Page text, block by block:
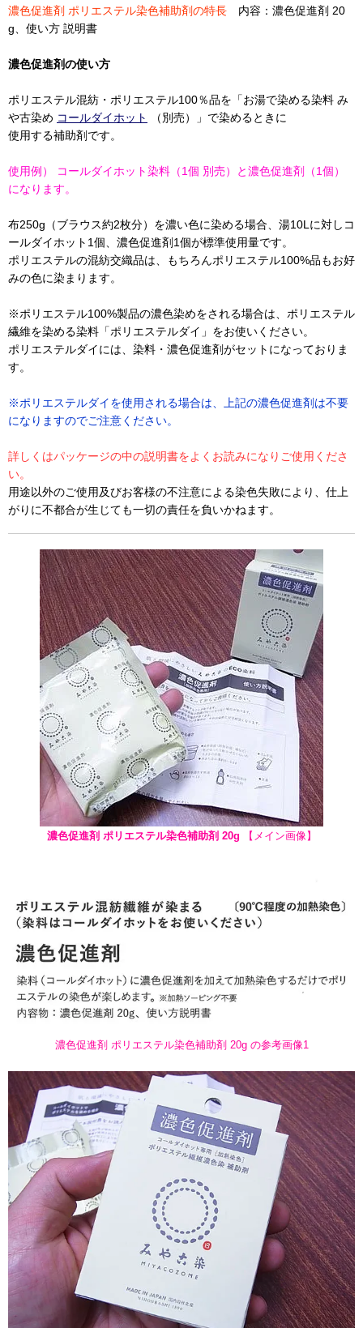
濃色促進剤 ポリエステル染色補助剤の特長 内容：濃色促進剤 20
g、使い方 説明書
濃色促進剤の使い方
ポリエステル混紡・ポリエステル100％品を「お湯で染める染料 み
や古染め コールダイホット
（別売）」で染めるときに
使用する補助剤です。
使用例） コールダイホット染料（1個 別売）と濃色促進剤（1個）
になります。
布250g（ブラウス約2枚分）を濃い色に染める場合、湯10Lに対しコ
ールダイホット1個、濃色促進剤1個が標準使用量です。
ポリエステルの混紡交織品は、もちろんポリエステル100%品もお好
みの色に染まります。
※ポリエステル100%製品の濃色染めをされる場合は、ポリエステル
繊維を染める染料「ポリエステルダイ」をお使いください。
ポリエステルダイには、染料・濃色促進剤がセットになっておりま
す。
※ポリエステルダイを使用される場合は、上記の濃色促進剤は不要
になりますのでご注意ください。
詳しくはパッケージの中の説明書をよくお読みになりご使用くださ
い。
用途以外のご使用及びお客様の不注意による染色失敗により、仕上
がりに不都合が生じても一切の責任を負いかねます。
濃色促進剤 ポリエステル染色補助剤 20g 【メイン画像】
濃色促進剤 ポリエステル染色補助剤 20g の参考画像1